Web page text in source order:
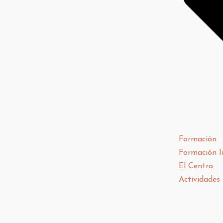
Formación
Formación
El Centro
Actividades